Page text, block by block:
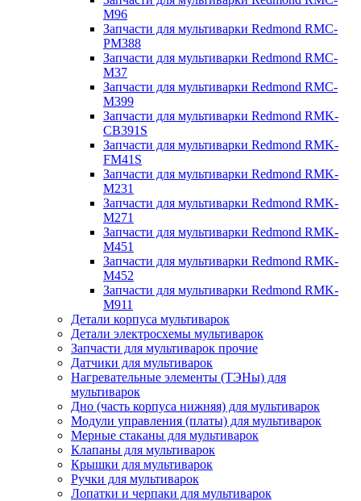
M96
Запчасти для мультиварки Redmond RMC-
PM388
Запчасти для мультиварки Redmond RMC-
M37
Запчасти для мультиварки Redmond RMC-
M399
Запчасти для мультиварки Redmond RMK-
CB391S
Запчасти для мультиварки Redmond RMK-
FM41S
Запчасти для мультиварки Redmond RMK-
M231
Запчасти для мультиварки Redmond RMK-
M271
Запчасти для мультиварки Redmond RMK-
M451
Запчасти для мультиварки Redmond RMK-
M452
Запчасти для мультиварки Redmond RMK-
M911
Детали корпуса мультиварок
Детали электросхемы мультиварок
Запчасти для мультиварок прочие
Датчики для мультиварок
Нагревательные элементы (ТЭНы) для
мультиварок
Дно (часть корпуса нижняя) для мультиварок
Модули управления (платы) для мультиварок
Мерные стаканы для мультиварок
Клапаны для мультиварок
Крышки для мультиварок
Ручки для мультиварок
Лопатки и черпаки для мультиварок